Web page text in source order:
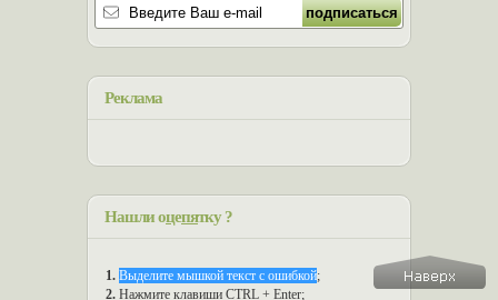
Реклама
Нашли оцепятку ?
1. Выделите мышкой текст с ошибкой;
2. Нажмите клавиши CTRL + Enter;